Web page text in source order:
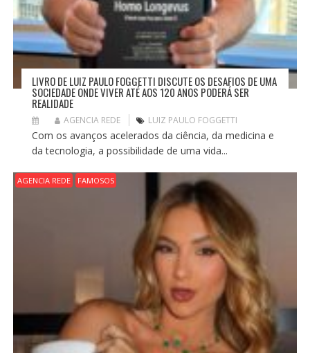
LIVRO DE LUIZ PAULO FOGGETTI DISCUTE OS DESAFIOS DE UMA
SOCIEDADE ONDE VIVER ATÉ AOS 120 ANOS PODERÁ SER
REALIDADE
AGENCIA REDE LUIZ PAULO FOGGETTI
Com os avanços acelerados da ciência, da medicina e
da tecnologia, a possibilidade de uma vida...
AGENCIA REDE FAMOSOS